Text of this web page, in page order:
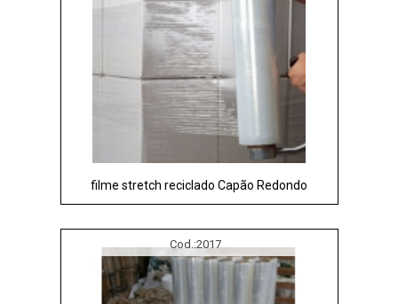
filme stretch reciclado Capão Redondo
Cod.:2017